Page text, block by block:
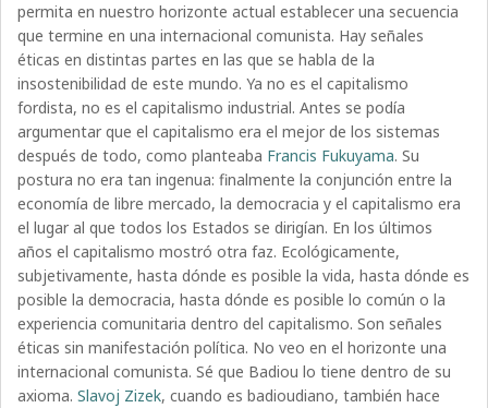
permita en nuestro horizonte actual establecer una secuencia
que termine en una internacional comunista. Hay señales
éticas en distintas partes en las que se habla de la
insostenibilidad de este mundo. Ya no es el capitalismo
fordista, no es el capitalismo industrial. Antes se podía
argumentar que el capitalismo era el mejor de los sistemas
después de todo, como planteaba Francis Fukuyama. Su
postura no era tan ingenua: finalmente la conjunción entre la
economía de libre mercado, la democracia y el capitalismo era
el lugar al que todos los Estados se dirigían. En los últimos
años el capitalismo mostró otra faz. Ecológicamente,
subjetivamente, hasta dónde es posible la vida, hasta dónde es
posible la democracia, hasta dónde es posible lo común o la
experiencia comunitaria dentro del capitalismo. Son señales
éticas sin manifestación política. No veo en el horizonte una
internacional comunista. Sé que Badiou lo tiene dentro de su
axioma.Slavoj Zizek, cuando es badioudiano, también hace